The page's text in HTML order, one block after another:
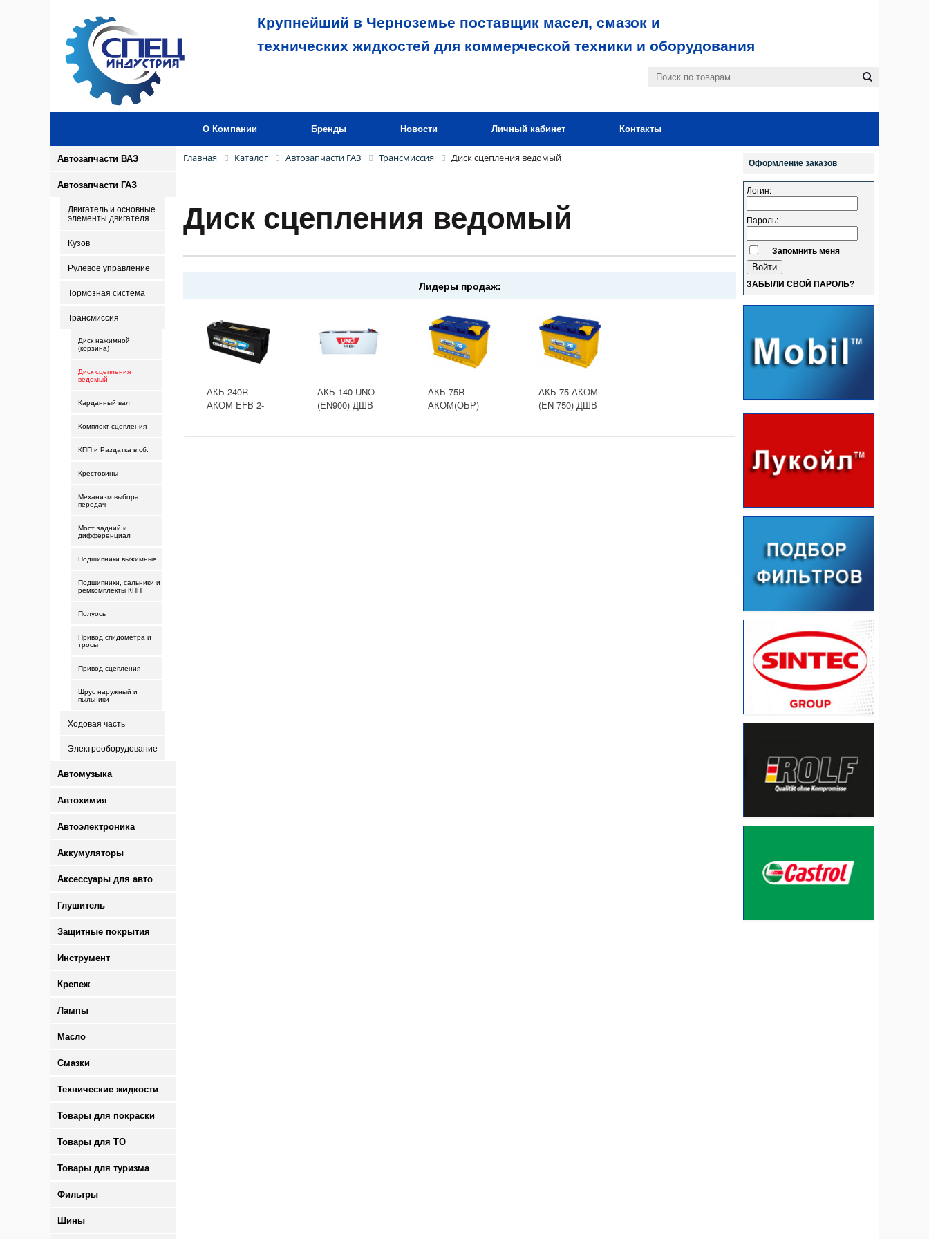
Крупнейший в Черноземье поставщик масел, смазок и
технических жидкостей для коммерческой техники и оборудования
О Компании Бренды Новости Личный кабинет Контакты
Автозапчасти ВАЗ
Автозапчасти ГАЗ
Двигатель и основные
элементы двигателя
Кузов
Рулевое управление
Тормозная система
Трансмиссия
Диск нажимной
(корзина)
Диск сцепления
ведомый
Карданный вал
Комплект сцепления
КПП и Раздатка в сб.
Крестовины
Механизм выбора
передач
Мост задний и
дифференциал
Подшипники выжимные
Подшипники, сальники и
ремкомплекты КПП
Полуось
Привод спидометра и
тросы
Привод сцепления
Шрус наружный и
пыльники
Ходовая часть
Электрооборудование
Автомузыка
Автохимия
Автоэлектроника
Аккумуляторы
Аксессуары для авто
Глушитель
Защитные покрытия
Инструмент
Крепеж
Лампы
Масло
Смазки
Технические жидкости
Товары для покраски
Товары для ТО
Товары для туризма
Фильтры
Шины
Главная Каталог Автозапчасти ГАЗ Трансмиссия Диск сцепления ведомый
Диск сцепления ведомый
Лидеры продаж:
АКБ 240R
АКОМ EFB 2-
АКБ 140 UNO
(EN900) ДШВ
АКБ 75R
АКОМ(ОБР)
АКБ 75 АКОМ
(EN 750) ДШВ
Оформление заказов
Логин:
Пароль:
Запомнить меня
ЗАБЫЛИ СВОЙ ПАРОЛЬ?